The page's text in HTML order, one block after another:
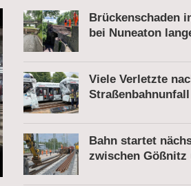
Brückenschaden
bei Nuneaton
Viele Verletzte
Bahn startet
zwischen Gößnitz